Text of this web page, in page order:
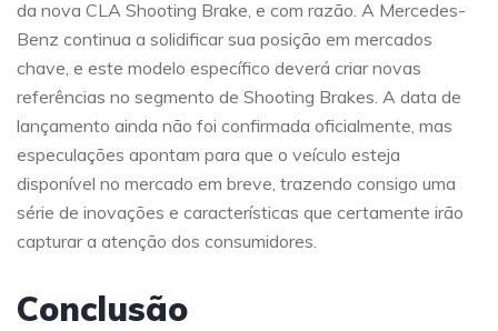
da nova CLA Shooting Brake, e com razão. A Mercedes-
Benz continua a solidificar sua posição em mercados
chave, e este modelo específico deverá criar novas
referências no segmento de Shooting Brakes. A data de
lançamento ainda não foi confirmada oficialmente, mas
especulações apontam para que o veículo esteja
disponível no mercado em breve, trazendo consigo uma
série de inovações e características que certamente irão
capturar a atenção dos consumidores.
Conclusão